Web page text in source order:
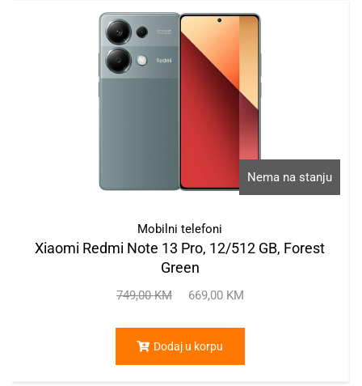
Nema na stanju
Mobilni telefoni
Xiaomi Redmi Note 13 Pro, 12/512 GB, Forest
Green
749,00KM 669,00 KM
Dodaj u korpu